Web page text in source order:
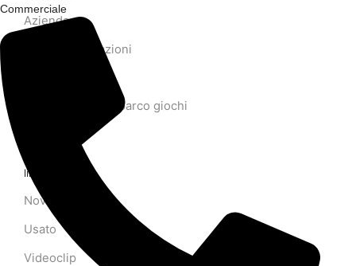
Azienda
Le nostre creazioni
Attrezzature per parco giochi
link utili
Novità
Usato
Videoclip
Commerciale